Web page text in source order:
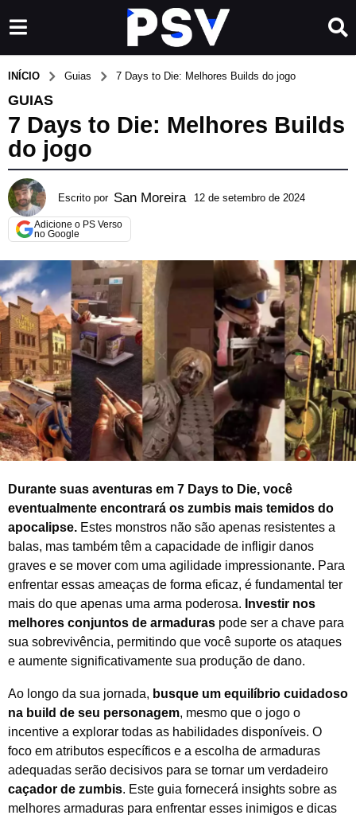
INÍCIO Guias 7 Days to Die: Melhores Builds do jogo
GUIAS
7 Days to Die: Melhores Builds
do jogo
Escrito por San Moreira 12 de setembro de 2024
g
o
s
t
o
d
e
2
0
2
6
Adicione o PS Verso
no Google
Durante suas aventuras em 7 Days to Die, você
eventualmente encontrará os zumbis mais temidos do
apocalipse. Estes monstros não são apenas resistentes a
balas, mas também têm a capacidade de infligir danos
graves e se mover com uma agilidade impressionante. Para
enfrentar essas ameaças de forma eficaz, é fundamental ter
mais do que apenas uma arma poderosa. Investir nos
melhores conjuntos de armaduras pode ser a chave para
sua sobrevivência, permitindo que você suporte os ataques
e aumente significativamente sua produção de dano.
Ao longo da sua jornada, busque um equilíbrio cuidadoso
na build de seu personagem, mesmo que o jogo o
incentive a explorar todas as habilidades disponíveis. O
foco em atributos específicos e a escolha de armaduras
adequadas serão decisivos para se tornar um verdadeiro
caçador de zumbis. Este guia fornecerá insights sobre as
melhores armaduras para enfrentar esses inimigos e dicas